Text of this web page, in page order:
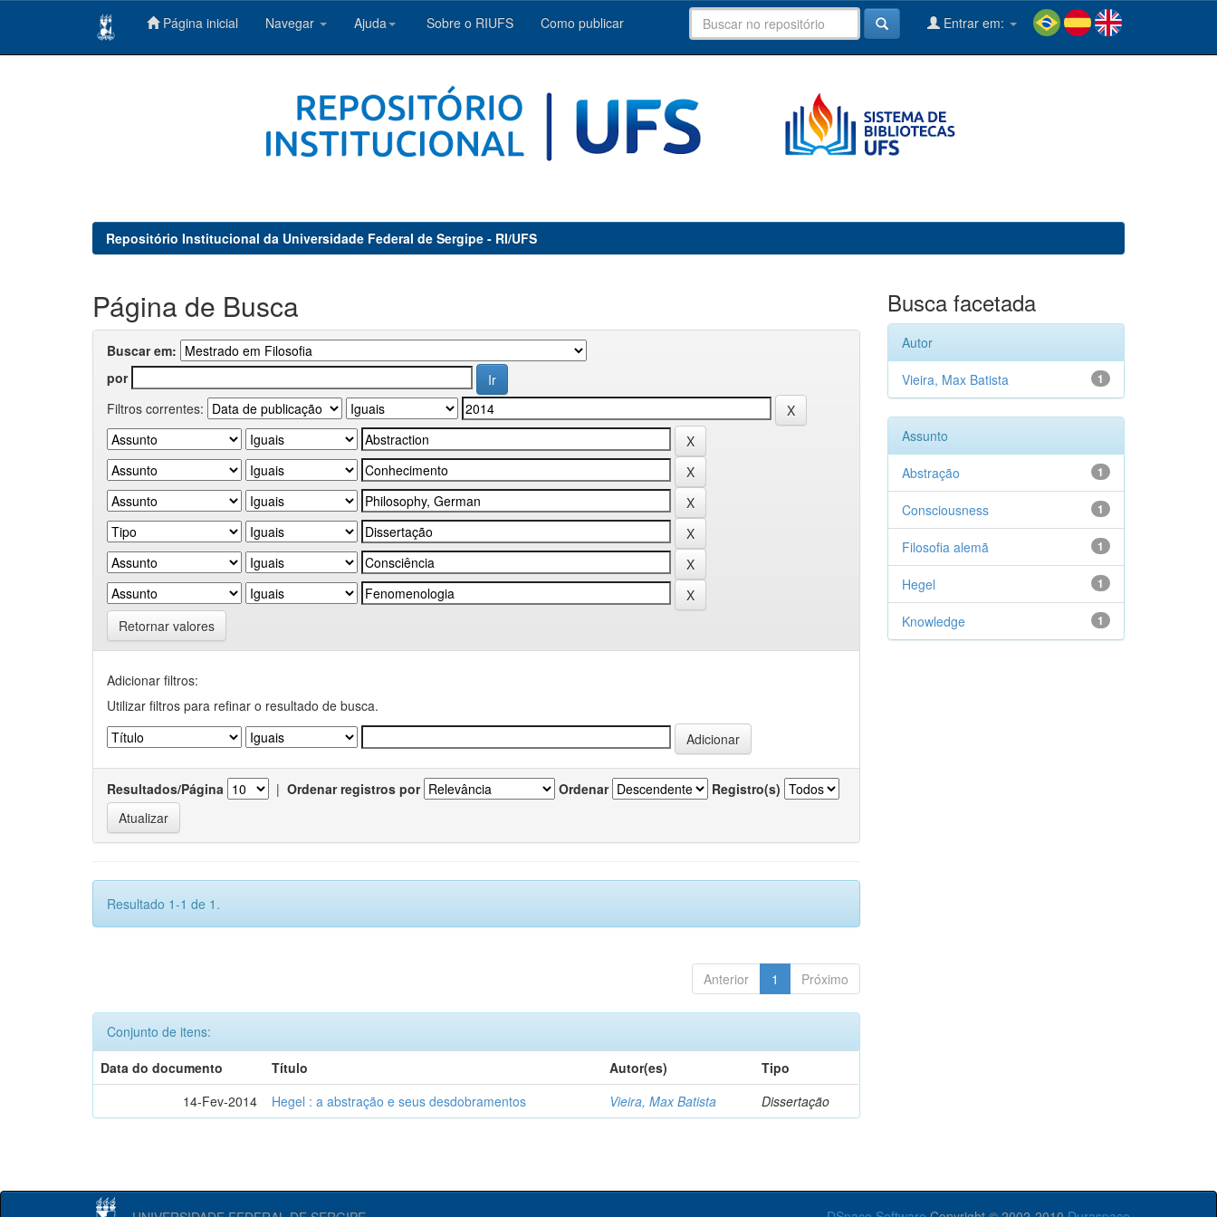
Página inicial Navegar Ajuda Sobre o RIUFS Como publicar Entrar em:
Repositório Institucional da Universidade Federal de Sergipe - RI/UFS
Página de Busca
Buscar em:
por
Filtros correntes:
Retornar valores
Adicionar filtros:
Utilizar filtros para refinar o resultado de busca.
Resultados/Página | Ordenar registros por Ordenar Registro(s)
Resultado 1-1 de 1.
Anterior 1 Próximo
Conjunto de itens:
Data do documento
Título Autor(es)
Tipo
14-Fev-2014
Hegel : a abstração e seus desdobramentos Vieira, Max Batista Dissertação
Busca facetada
Autor
1
Vieira, Max Batista
Assunto
1
Abstração
1
Consciousness
1
Filosofia alemã
1
Hegel
1
Knowledge